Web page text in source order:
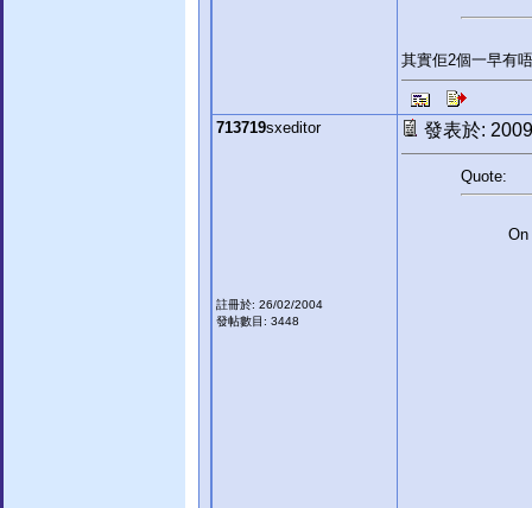
其實佢2個一早有
713719sxeditor
註冊於: 26/02/2004
發帖數目: 3448
發表於:
Quote:
On